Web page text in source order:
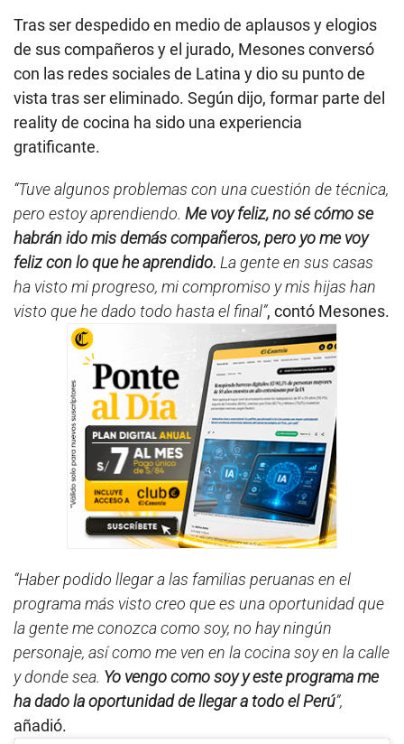
Tras ser despedido en medio de aplausos y elogios
de sus compañeros y el jurado, Mesones conversó
con las redes sociales de Latina y dio su punto de
vista tras ser eliminado. Según dijo, formar parte del
reality de cocina ha sido una experiencia
gratificante.
“Tuve algunos problemas con una cuestión de técnica,
pero estoy aprendiendo. Me voy feliz, no sé cómo se
habrán ido mis demás compañeros, pero yo me voy
feliz con lo que he aprendido. La gente en sus casas
ha visto mi progreso, mi compromiso y mis hijas han
visto que he dado todo hasta el final”, contó Mesones.
“Haber podido llegar a las familias peruanas en el
programa más visto creo que es una oportunidad que
la gente me conozca como soy, no hay ningún
personaje, así como me ven en la cocina soy en la calle
y donde sea. Yo vengo como soy y este programa me
ha dado la oportunidad de llegar a todo el Perú”,
añadió.